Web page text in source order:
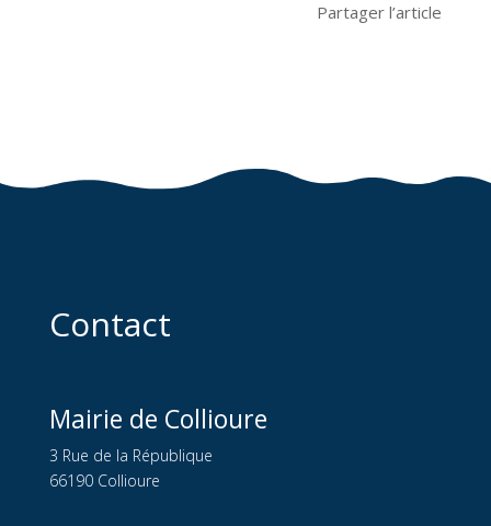
Partager l’article
Contact
Mairie de Collioure
3 Rue de la République
66190 Collioure